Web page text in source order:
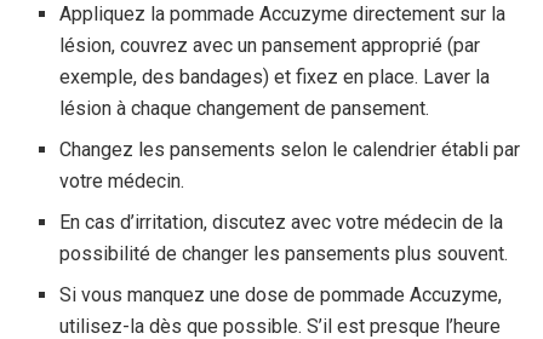
Appliquez la pommade Accuzyme directement sur la
lésion, couvrez avec un pansement approprié (par
exemple, des bandages) et fixez en place. Laver la
lésion à chaque changement de pansement.
Changez les pansements selon le calendrier établi par
votre médecin.
En cas d’irritation, discutez avec votre médecin de la
possibilité de changer les pansements plus souvent.
Si vous manquez une dose de pommade Accuzyme,
utilisez-la dès que possible. S’il est presque l’heure